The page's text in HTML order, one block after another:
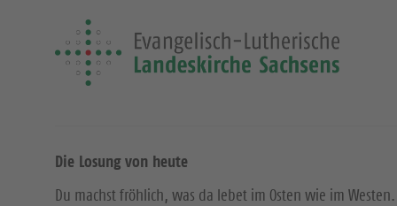
Die Losung von heute
Du machst fröhlich, was da lebet im Osten wie im Westen.